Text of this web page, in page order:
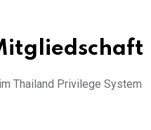
Thailand Privilege System